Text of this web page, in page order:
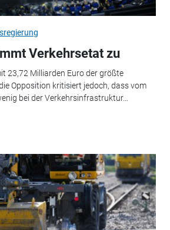
Verkehrsetat zu
23,72 Milliarden Euro der größte
Opposition kritisiert jedoch, dass vom
bei der Verkehrsinfrastruktur...